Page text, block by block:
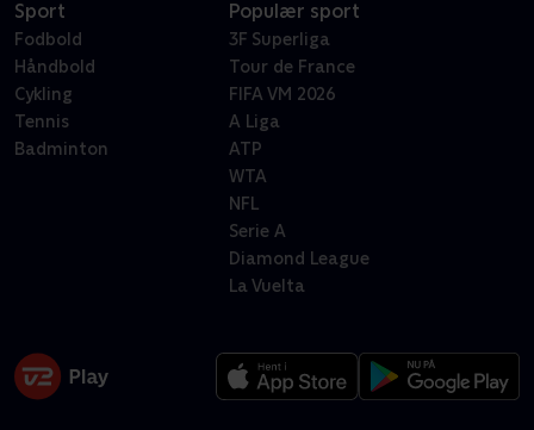
Sport
Fodbold
Håndbold
Cykling
Tennis
Badminton
Populær sport
3F Superliga
Tour de France
FIFA VM 2026
A Liga
ATP
WTA
NFL
Serie A
Diamond League
La Vuelta